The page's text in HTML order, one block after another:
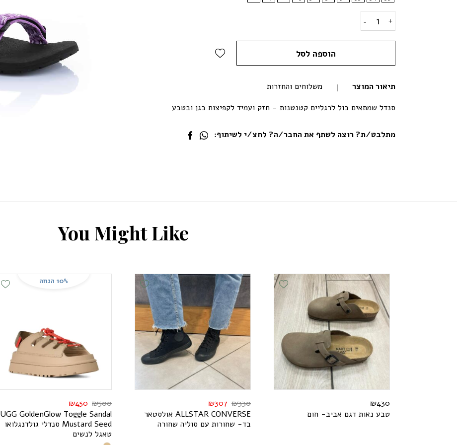
סנדלי שורש קלאסי ילדים- סגול quantity
הוספה לסל Add Wishlist
תיאור המוצר
משלוחים והחזרות
סנדל שמתאים בול לרגליים קטנטנות - חזק ועמיד לקפיצות בגן ובטבע
מתלבט/ת? רוצה לשתף את החבר/ה? לחצ/י לשיתוף:
You Might Like
Add Wishlist
₪430
טבע נאות דגם אביב- חום
Add Wishlist
₪330
₪307
ALLSTAR CONVERSE
אולסטאר
בד- שחורות עם סוליה שחורה
10% הנחה
₪500
₪450
UGG GoldenGlow Toggle Sandal
Mustard Seed
סנדלי גולדנגלואו
טאגל לנשים